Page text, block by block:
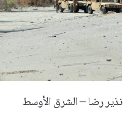
نذير رضا – الشرق الأوسط